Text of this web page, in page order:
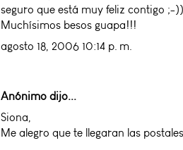
seguro que está muy feliz contigo ;-))
Muchísimos besos guapa!!!
agosto 18, 2006 10:14 p. m.
Anónimo dijo...
Siona,
Me alegro que te llegaran las